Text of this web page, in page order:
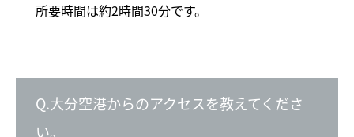
所要時間は約2時間30分です。
Q.大分空港からのアクセスを教えてくださ
い。